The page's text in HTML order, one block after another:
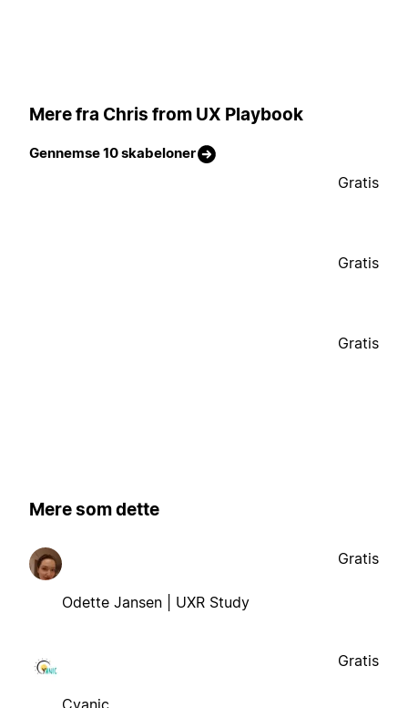
Mere fra Chris from UX Playbook
Gennemse 10 skabeloner
Gratis
Gratis
Gratis
Mere som dette
Odette Jansen | UXR Study
Gratis
Cyanic
Gratis